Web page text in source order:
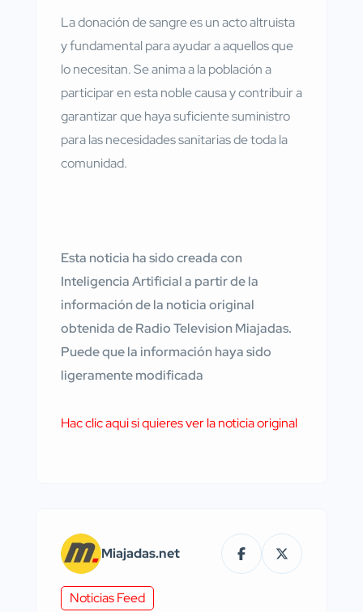
La donación de sangre es un acto altruista
y fundamental para ayudar a aquellos que
lo necesitan. Se anima a la población a
participar en esta noble causa y contribuir a
garantizar que haya suficiente suministro
para las necesidades sanitarias de toda la
comunidad.
Esta noticia ha sido creada con
Inteligencia Artificial a partir de la
información de la noticia original
obtenida de Radio Television Miajadas.
Puede que la información haya sido
ligeramente modificada
Hac clic aqui si quieres ver la noticia original
Miajadas.net
Noticias Feed